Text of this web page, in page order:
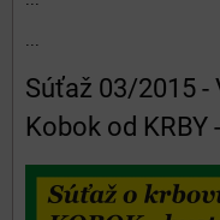
Súťaž 03/2015 -
Kobok od